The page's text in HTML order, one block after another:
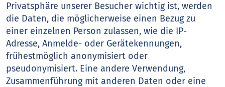
Privatsphäre unserer Besucher wichtig ist, werden
die Daten, die möglicherweise einen Bezug zu
einer einzelnen Person zulassen, wie die IP-
Adresse, Anmelde- oder Gerätekennungen,
frühestmöglich anonymisiert oder
pseudonymisiert. Eine andere Verwendung,
Zusammenführung mit anderen Daten oder eine